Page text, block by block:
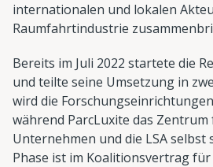
internationalen und lokalen
Raumfahrtindustrie
Bereits im Juli 2022 startete die
und teilte seine Umsetzung in
wird die
während ParcLuxite das
Unternehmen und die LSA selbst
Phase ist im Koalitionsvertrag